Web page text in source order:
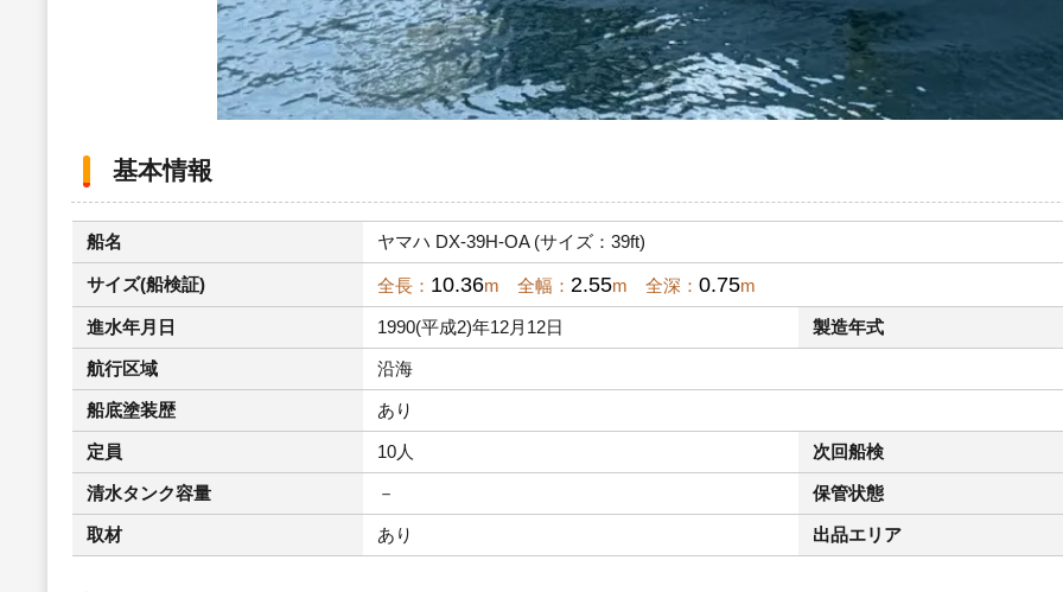
基本情報
船名 ヤマハ DX-39H-OA (サイズ：39ft)
サイズ(船検証) 全長： 10.36m 全幅： 2.55m 全深： 0.75m
進水年月日 1990(平成2)年12月12日 製造年式
航行区域 沿海
船底塗装歴 あり
定員 10人 次回船検
清水タンク容量 － 保管状態
取材 あり 出品エリア